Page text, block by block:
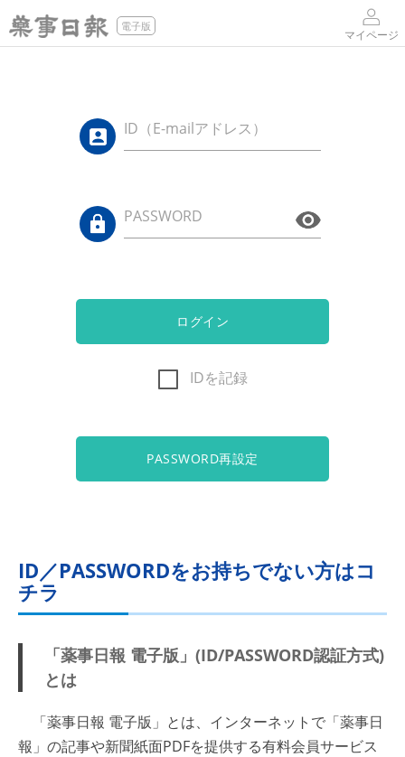
電子版
マイページ
ID（E-mailアドレス）
PASSWORD
ログイン
IDを記録
PASSWORD再設定
ID／PASSWORDをお持ちでない方はコ
チラ
「薬事日報 電子版」(ID/PASSWORD認証方式)
とは
「薬事日報 電子版」とは、インターネットで「薬事日
報」の記事や新聞紙面PDFを提供する有料会員サービス